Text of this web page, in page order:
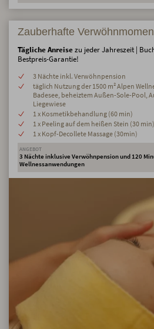
Zauberhafte
Tägliche Anreisezu jeder Jahreszeit |
Bestpreis-Garantie!
3 Nächte inkl. Verwöhnpension
täglich Nutzung der 1500 m² Alpen
Badesee, beheiztem Außen-Sole-Pool,
Liegewiese
1 x Kosmetikbehandlung (60 min)
1 x Peeling auf dem heißen Stein (30 min)
1 x Kopf-Decollete Massage (30min)
ANGEBOT
3 Nächte inklusive Verwöhnpension und 120
Wellnessanwendungen